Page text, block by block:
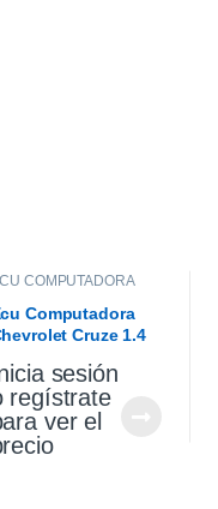
COMPUTADORA
Computadora
Cruze 1.4
sesión
regístrate
ver el